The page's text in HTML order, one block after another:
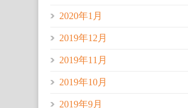
2020年1月
2019年12月
2019年11月
2019年10月
2019年9月